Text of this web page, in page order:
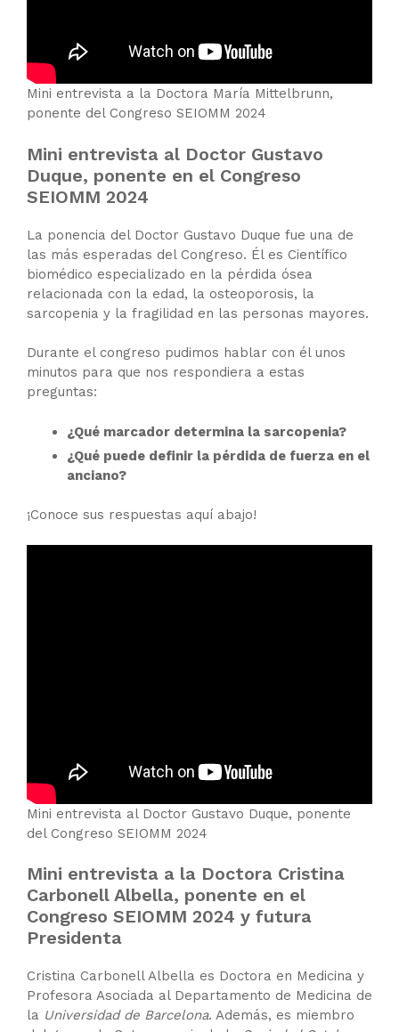
Mini entrevista a la Doctora María Mittelbrunn,
ponente del Congreso SEIOMM 2024
Mini entrevista al Doctor Gustavo
Duque, ponente en el Congreso
SEIOMM 2024
La ponencia del Doctor Gustavo Duque fue una de
las más esperadas del Congreso. Él es Científico
biomédico especializado en la pérdida ósea
relacionada con la edad, la osteoporosis, la
sarcopenia y la fragilidad en las personas mayores.
Durante el congreso pudimos hablar con él unos
minutos para que nos respondiera a estas
preguntas:
¿Qué marcador determina la sarcopenia?
¿Qué puede definir la pérdida de fuerza en el
anciano?
¡Conoce sus respuestas aquí abajo!
Mini entrevista al Doctor Gustavo Duque, ponente
del Congreso SEIOMM 2024
Mini entrevista a la Doctora Cristina
Carbonell Albella, ponente en el
Congreso SEIOMM 2024 y futura
Presidenta
Cristina Carbonell Albella es Doctora en Medicina y
Profesora Asociada al Departamento de Medicina de
la Universidad de Barcelona. Además, es miembro